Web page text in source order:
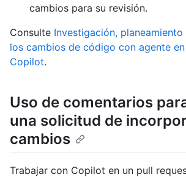
cambios para su revisión.
Consulte Investigación,
los cambios de código con agente
Copilot.
Uso de comentarios
una solicitud de
cambios
Trabajar con Copilot en un pull